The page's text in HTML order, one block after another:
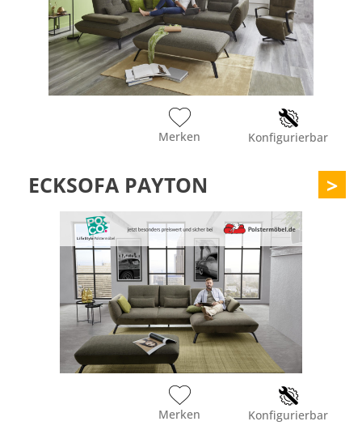
Merken Konfigurierbar
ECKSOFA PAYTON >
Merken Konfigurierbar